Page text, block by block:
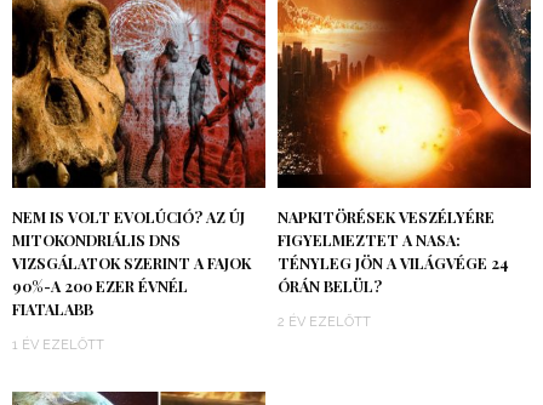
NEM IS VOLT EVOLÚCIÓ? AZ ÚJ
MITOKONDRIÁLIS DNS
VIZSGÁLATOK SZERINT A FAJOK
90%-A 200 EZER ÉVNÉL
FIATALABB
1 ÉV EZELŐTT
NAPKITÖRÉSEK VESZÉLYÉRE
FIGYELMEZTET A NASA:
TÉNYLEG JÖN A VILÁGVÉGE 24
ÓRÁN BELÜL?
2 ÉV EZELŐTT